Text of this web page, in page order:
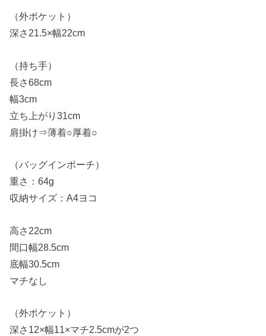
（外ポケット）
深さ21.5×幅22cm
（持ち手）
長さ68cm
幅3cm
立ち上がり31cm
肩掛け⇒薄着○厚着○
（バッグインポーチ）
重さ：64g
収納サイズ：A4ヨコ
高さ22cm
間口幅28.5cm
底幅30.5cm
マチなし
（外ポケット）
深さ12×幅11×マチ2.5cmが2つ